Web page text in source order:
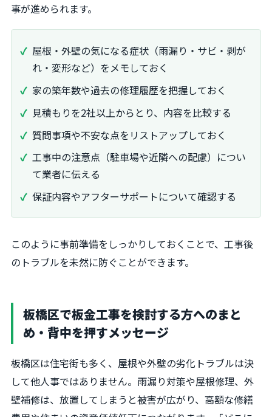
事が進められます。
屋根・外壁の気になる症状（雨漏り・サビ・剥が
れ・変形など）をメモしておく
家の築年数や過去の修理履歴を把握しておく
見積もりを2社以上からとり、内容を比較する
質問事項や不安な点をリストアップしておく
工事中の注意点（駐車場や近隣への配慮）につい
て業者に伝える
保証内容やアフターサポートについて確認する
このように事前準備をしっかりしておくことで、工事後
のトラブルを未然に防ぐことができます。
板橋区で板金工事を検討する方へのまと
め・背中を押すメッセージ
板橋区は住宅街も多く、屋根や外壁の劣化トラブルは決
して他人事ではありません。雨漏り対策や屋根修理、外
壁補修は、放置してしまうと被害が広がり、高額な修繕